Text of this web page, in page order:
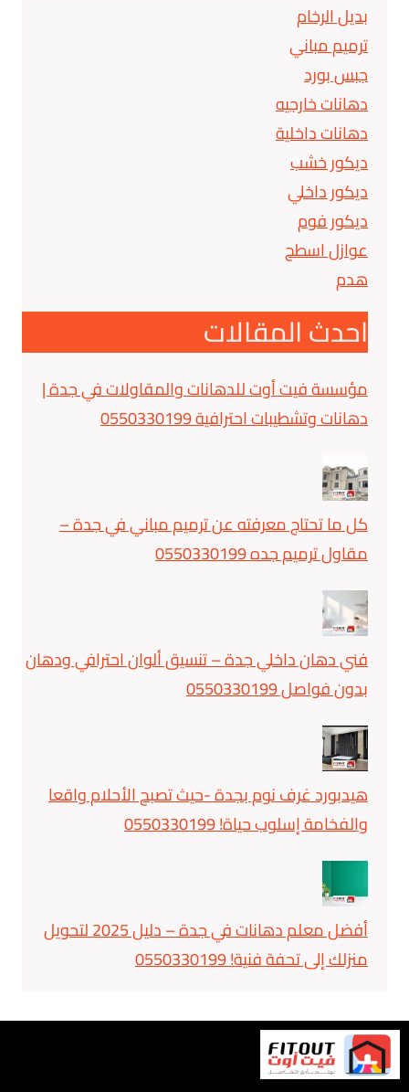
بديل الرخام
ترميم مباني
جبس بورد
دهانات خارجيه
دهانات داخلية
ديكور خشب
ديكور داخلي
ديكور فوم
عوازل اسطح
هدم
احدث المقالات
مؤسسة فيت أوت للدهانات والمقاولات في جدة |
دهانات وتشطيبات احترافية 0550330199
كل ما تحتاج معرفته عن ترميم مباني في جدة –
مقاول ترميم جده 0550330199
فني دهان داخلي جدة – تنسيق ألوان احترافي ودهان
بدون فواصل 0550330199
هيدبورد غرف نوم بجدة -حيث تصبح الأحلام واقعا
والفخامة إسلوب حياة! 0550330199
أفضل معلم دهانات في جدة – دليل 2025 لتحويل
منزلك إلى تحفة فنية! 0550330199